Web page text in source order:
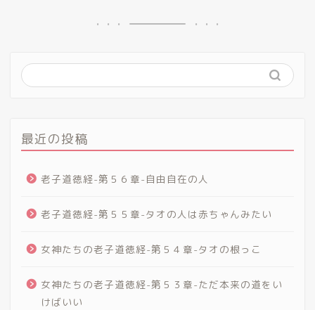
最近の投稿
老子道徳経-第５６章-自由自在の人
老子道徳経-第５５章-タオの人は赤ちゃんみたい
女神たちの老子道徳経-第５４章-タオの根っこ
女神たちの老子道徳経-第５３章-ただ本来の道をい
けばいい